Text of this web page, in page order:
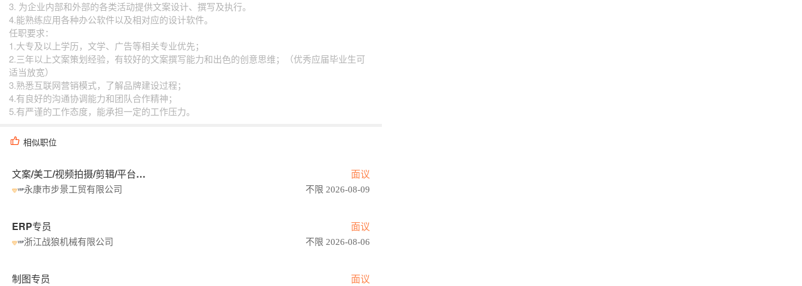
3. 为企业内部和外部的各类活动提供文案设计、撰写及执行。
4.能熟练应用各种办公软件以及相对应的设计软件。
任职要求：
1.大专及以上学历，文学、广告等相关专业优先；
2.三年以上文案策划经验，有较好的文案撰写能力和出色的创意思维；（优秀应届毕业生可
适当放宽）
3.熟悉互联网营销模式，了解品牌建设过程；
4.有良好的沟通协调能力和团队合作精神；
5.有严谨的工作态度，能承担一定的工作压力。
相似职位
文案/美工/视频拍摄/剪辑/平台运营/专卖店设计/手绘/渲染等单项或多项会的都可，专职兼职都可 面议
永康市步景工贸有限公司 不限 2026-08-09
ERP专员 面议
浙江战狼机械有限公司 不限 2026-08-06
制图专员 面议